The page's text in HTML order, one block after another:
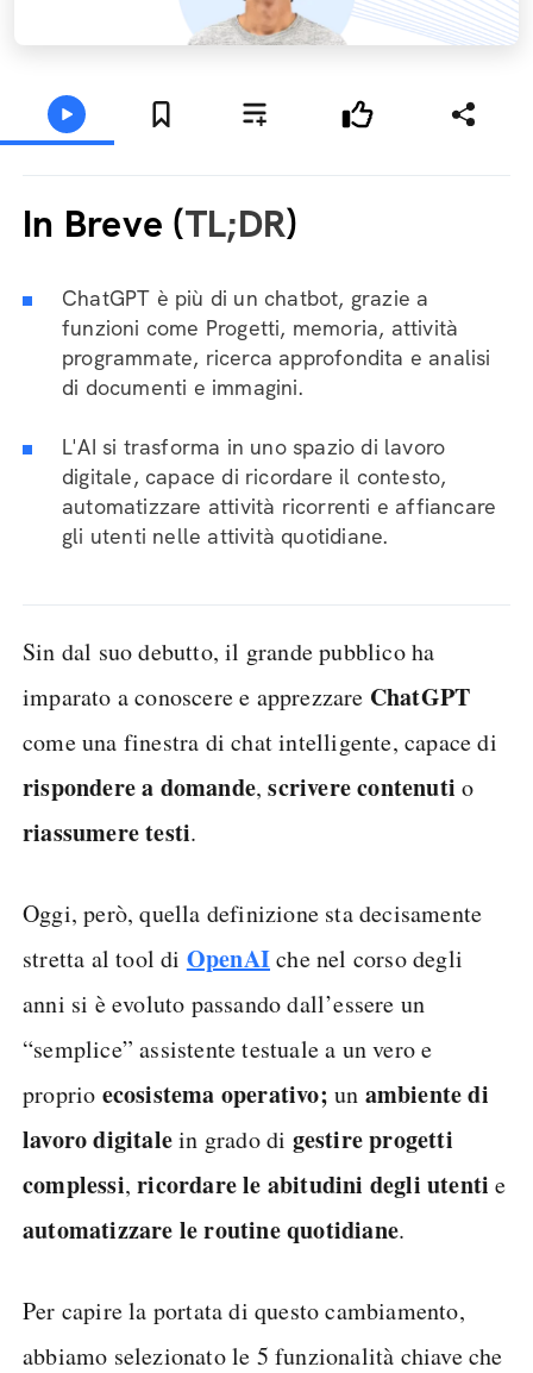
In Breve (TL;DR)
ChatGPT è più di un chatbot, grazie a
funzioni come Progetti, memoria, attività
programmate, ricerca approfondita e analisi
di documenti e immagini.
L'AI si trasforma in uno spazio di lavoro
digitale, capace di ricordare il contesto,
automatizzare attività ricorrenti e affiancare
gli utenti nelle attività quotidiane.
Sin dal suo debutto, il grande pubblico ha
imparato a conoscere e apprezzare ChatGPT
come una finestra di chat intelligente, capace di
rispondere a domande,scrivere contenuti o
riassumere testi.
Oggi, però, quella definizione sta decisamente
stretta al tool di OpenAIche nel corso degli
anni si è evoluto passando dall’essere un
“semplice” assistente testuale a un vero e
proprio ecosistema operativo; un ambiente di
lavoro digitalein grado di gestire progetti
complessi,ricordare le abitudini degli utenti e
automatizzare le routine quotidiane.
Per capire la portata di questo cambiamento,
abbiamo selezionato le 5 funzionalità chiave che